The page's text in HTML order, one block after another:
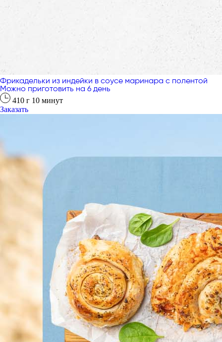
Фрикадельки из индейки в соусе маринара с полентой
Можно приготовить на 6 день
410 г 10 минут
Заказать